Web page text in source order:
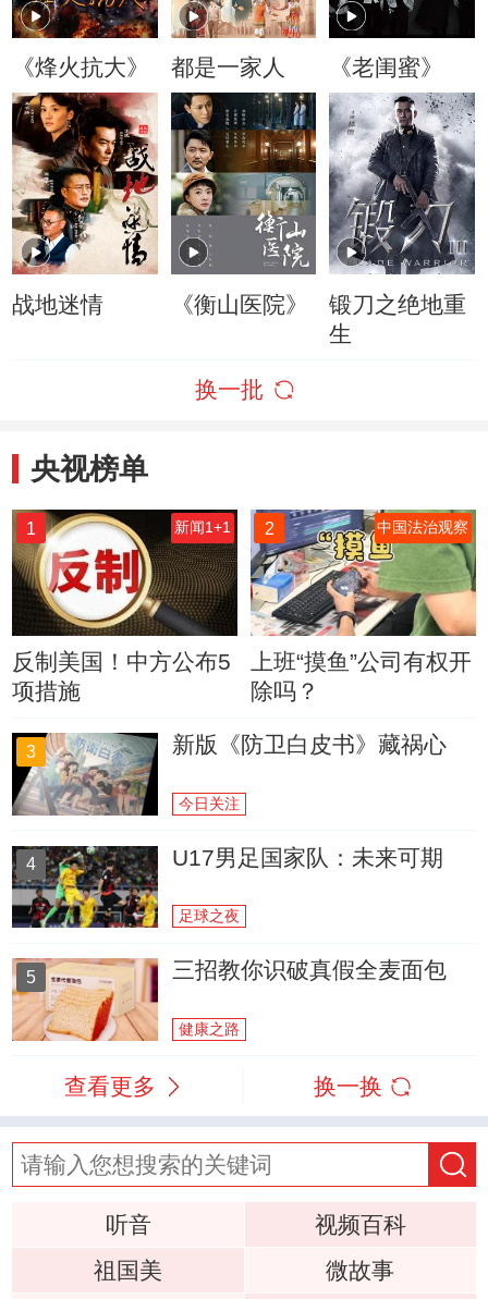
《烽火抗大》 都是一家人 《老闺蜜》
战地迷情 《衡山医院》
锻刀之绝地重
生
换一批
央视榜单
1 新闻1+1
反制美国！中方公布5
项措施
2 中国法治观察
上班“摸鱼”公司有权开
除吗？
3 新版《防卫白皮书》藏祸心
今日关注
4 U17男足国家队：未来可期
足球之夜
5 三招教你识破真假全麦面包
健康之路
查看更多 换一换
听音
视频百科
祖国美
微故事